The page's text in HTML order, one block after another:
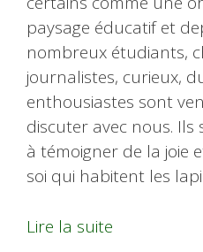
paysage éducatif et
nombreux étudiants,
journalistes, curieux,
enthousiastes sont
discuter avec nous.
à témoigner de la joie
soi qui habitent les
Lire la suite